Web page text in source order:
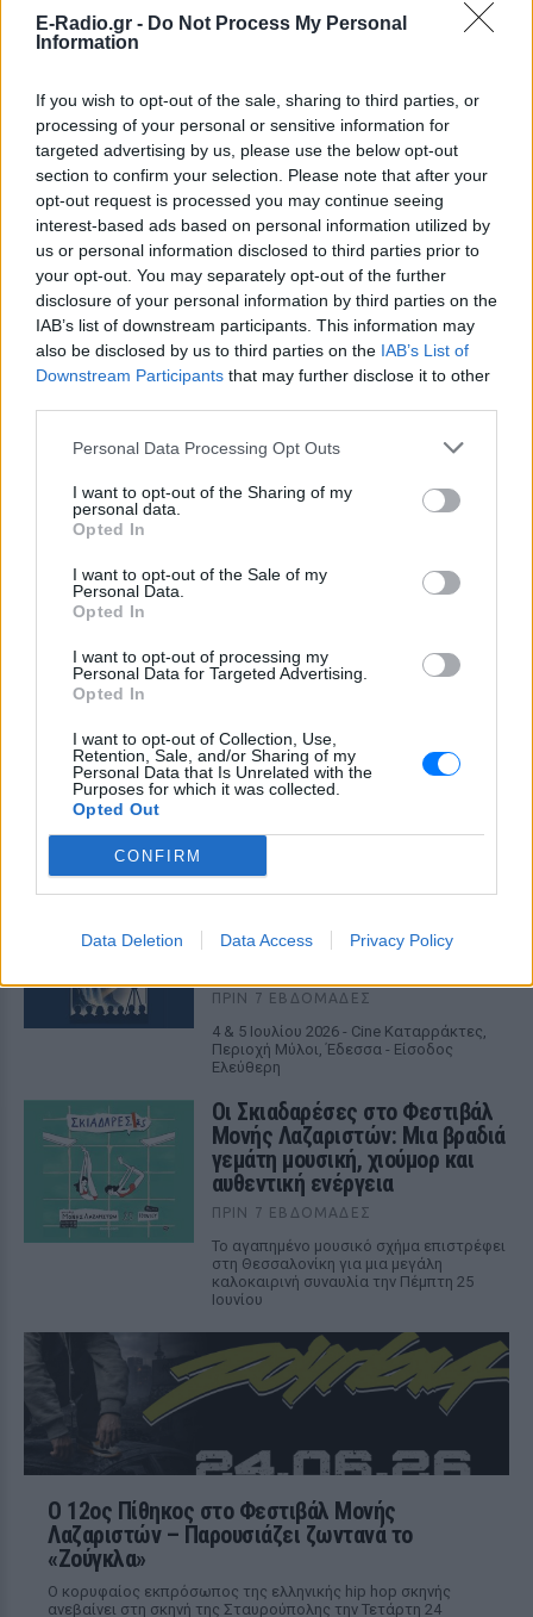
E-Radio.gr - Do Not Process My Personal
Information
If you wish to opt-out of the sale, sharing to third parties, or
processing of your personal or sensitive information for
targeted advertising by us, please use the below opt-out
section to confirm your selection. Please note that after your
opt-out request is processed you may continue seeing
interest-based ads based on personal information utilized by
us or personal information disclosed to third parties prior to
your opt-out. You may separately opt-out of the further
disclosure of your personal information by third parties on the
IAB’s list of downstream participants. This information may
also be disclosed by us to third parties on the IAB’s List of
Downstream Participants that may further disclose it to other
Personal Data Processing Opt Outs
I want to opt-out of the Sharing of my
personal data.
Opted In
I want to opt-out of the Sale of my
Personal Data.
Opted In
I want to opt-out of processing my
Personal Data for Targeted Advertising.
Opted In
I want to opt-out of Collection, Use,
Retention, Sale, and/or Sharing of my
Personal Data that Is Unrelated with the
Purposes for which it was collected.
Opted Out
CONFIRM
Data Deletion Data Access Privacy Policy
ΔΙΑΦΗΜΙΣΗ
ΔΕΙΤΕ ΕΠΙΣΗΣ
ΣΤΗΝ ΙΔΙΑ ΚΑΤΗΓΟΡΙΑ
μεγάλη θεατρική επιτυχία
επιστρέφει στο Θέατρο Ιλίσια
Ένα έργο των Jeffrey Hatcher & Mitch
11ο Edessa Short Film Festival:
επιστρέφει στην πόλη των
ΠΡΙΝ 7 ΕΒΔΟΜΆΔΕΣ
4 & 5 Ιουλίου 2026 - Cine Καταρράκτες,
Περιοχή Μύλοι, Έδεσσα - Είσοδος
Ελεύθερη
Οι Σκιαδαρέσες στο Φεστιβάλ
Μονής Λαζαριστών: Μια βραδιά
γεμάτη μουσική, χιούμορ και
αυθεντική ενέργεια
ΠΡΙΝ 7 ΕΒΔΟΜΆΔΕΣ
Το αγαπημένο μουσικό σχήμα επιστρέφει
στη Θεσσαλονίκη για μια μεγάλη
καλοκαιρινή συναυλία την Πέμπτη 25
Ιουνίου
Ο 12ος Πίθηκος στο Φεστιβάλ Μονής
Λαζαριστών – Παρουσιάζει ζωντανά το
«Ζούγκλα»
Ο κορυφαίος εκπρόσωπος της ελληνικής hip hop σκηνής
ανεβαίνει στη σκηνή της Σταυρούπολης την Τετάρτη 24